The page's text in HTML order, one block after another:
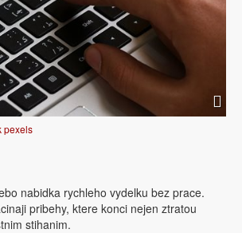
pexels
nabidka rychleho vydelku bez prace.
pribehy, ktere konci nejen ztratou
stihanim.